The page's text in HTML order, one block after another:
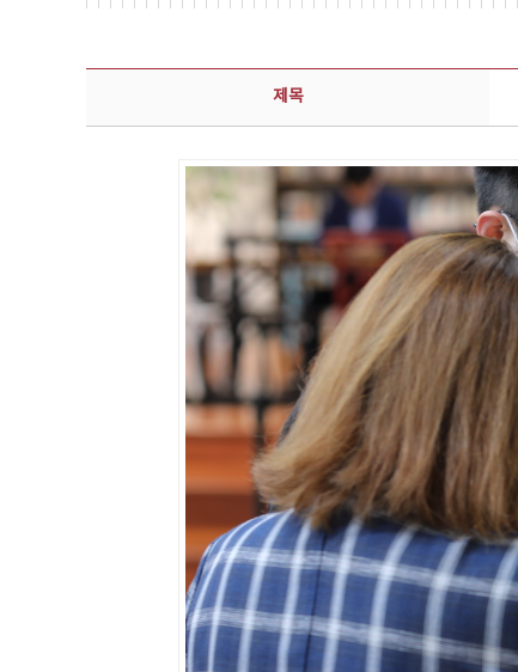
콘텐츠이슈 상세보기 - 제목, 담당부서, 담당자, 담당연락처, 내용, 첨부파일 정보 제공
제목